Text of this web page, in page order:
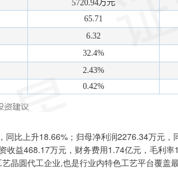
比上升18.66%；归母净利润2276.34万元，
益468.17万元，财务费用1.74亿元，毛利率
晶圆代工企业,也是行业内特色工艺平台覆盖